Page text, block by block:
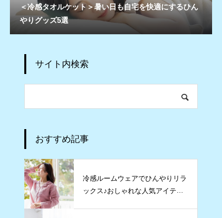
＜冷感タオルケット＞暑い日も自宅を快適にするひん
やりグッズ5選
サイト内検索
おすすめ記事
冷感ルームウェアでひんやりリラ
ックス♪おしゃれな人気アイテムT